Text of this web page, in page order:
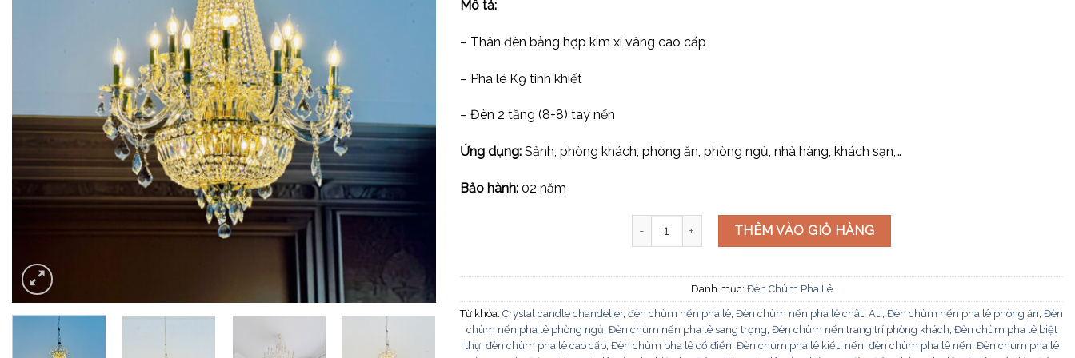
Mô tả:
– Thân đèn bằng hợp kim xi vàng cao cấp
– Pha lê K9 tinh khiết
– Đèn 2 tầng (8+8) tay nến
Ứng dụng: Sảnh, phòng khách, phòng ăn, phòng ngủ, nhà hàng, khách sạn,…
Bảo hành: 02 năm
Đèn chùm pha lê DC8860T16 số lượng
THÊM VÀO GIỎ HÀNG
Danh mục: Đèn Chùm Pha Lê
Từ khóa: Crystal candle chandelier, đèn chùm nến pha lê Đèn chùm nến pha lê châu Âu Đèn chùm nến pha lê phòng ăn Đèn
chùm nến pha lê phòng ngủ Đèn chùm nến pha lê sang trọng Đèn chùm nến trang trí phòng khách Đèn chùm pha lê biệt
thự, đèn chùm pha lê cao cấp, Đèn chùm pha lê cổ điển Đèn chùm pha lê kiểu nến đèn chùm pha lê nến Đèn chùm pha lê